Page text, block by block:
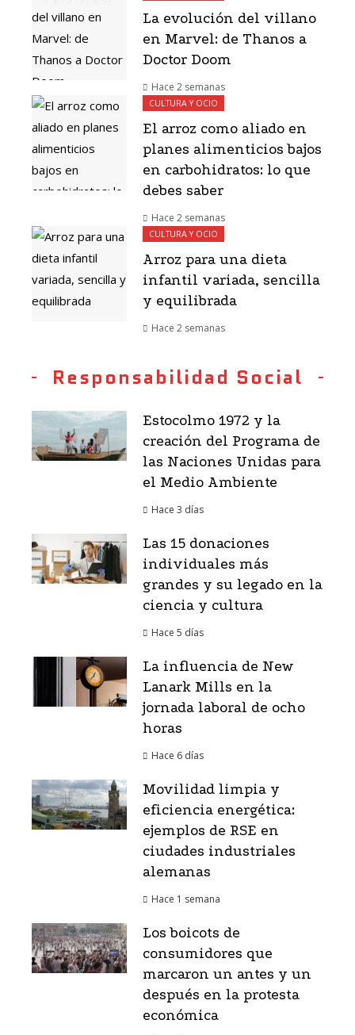
La evolución del villano
en Marvel: de Thanos a
Doctor Doom
Hace 2 semanas
CULTURA Y OCIO
El arroz como aliado en
planes alimenticios bajos
en carbohidratos: lo que
debes saber
Hace 2 semanas
CULTURA Y OCIO
Arroz para una dieta
infantil variada, sencilla
y equilibrada
Hace 2 semanas
Responsabilidad Social
Estocolmo 1972 y la
creación del Programa de
las Naciones Unidas para
el Medio Ambiente
Hace 3 días
Las 15 donaciones
individuales más
grandes y su legado en la
ciencia y cultura
Hace 5 días
La influencia de New
Lanark Mills en la
jornada laboral de ocho
horas
Hace 6 días
Movilidad limpia y
eficiencia energética:
ejemplos de RSE en
ciudades industriales
alemanas
Hace 1 semana
Los boicots de
consumidores que
marcaron un antes y un
después en la protesta
económica